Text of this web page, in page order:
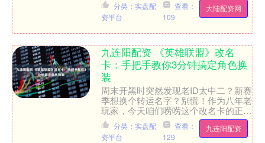
的新款不粘锅视频，上....
大陆配资网
分类：实盘配
资平台
查看：
109
九连阳配资 《英雄联盟》改名
卡：手把手教你3分钟搞定角色换
装
周末开黑时突然发现老ID太中二？新赛
季想换个转运名字？别慌！作为八年老
玩家，今天咱们唠唠这个改名卡的正确
打开方式。这玩意儿可比闪现简单多
了，但里头还真藏着不少官....九连阳配资
分类：实盘配
资平台
查看：
129